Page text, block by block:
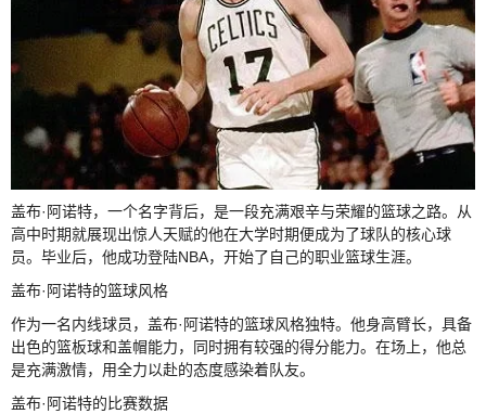
盖布·阿诺特，一个名字背后，是一段充满艰辛与荣耀的篮球之路。从
高中时期就展现出惊人天赋的他在大学时期便成为了球队的核心球
员。毕业后，他成功登陆NBA，开始了自己的职业篮球生涯。
盖布·阿诺特的篮球风格
作为一名内线球员，盖布·阿诺特的篮球风格独特。他身高臂长，具备
出色的篮板球和盖帽能力，同时拥有较强的得分能力。在场上，他总
是充满激情，用全力以赴的态度感染着队友。
盖布·阿诺特的比赛数据